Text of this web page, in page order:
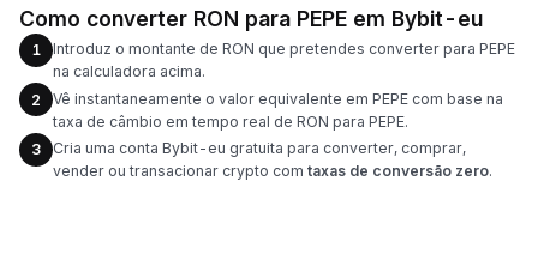
Como converter RON para PEPE em Bybit-eu
1
Introduz o montante de RON que pretendes converter para PEPE
na calculadora acima.
2
Vê instantaneamente o valor equivalente em PEPE com base na
taxa de câmbio em tempo real de RON para PEPE.
3
Cria uma conta Bybit-eu gratuita para converter, comprar,
vender ou transacionar crypto com taxas de conversão zero.